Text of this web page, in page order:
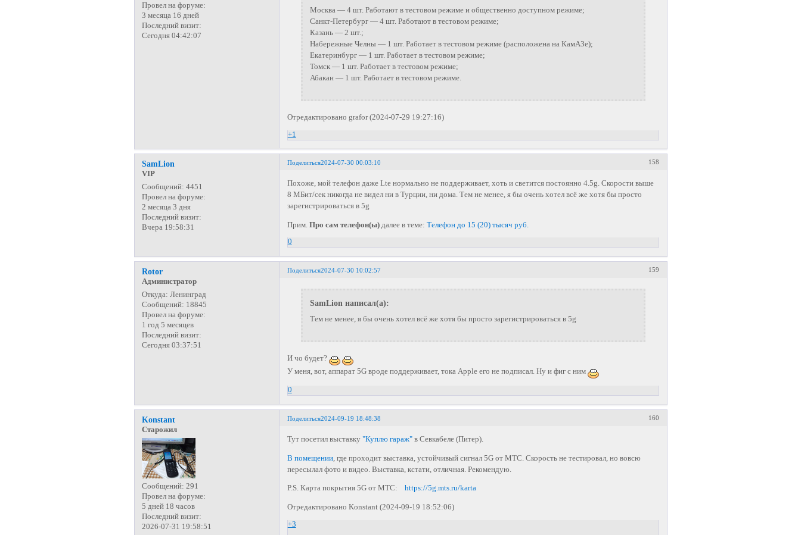
Провел на форуме:
3 месяца 16 дней
Последний визит:
Сегодня 04:42:07
Москва — 4 шт. Работают в тестовом режиме и общественно доступном режиме;
Санкт-Петербург — 4 шт. Работают в тестовом режиме;
Казань — 2 шт.;
Набережные Челны — 1 шт. Работает в тестовом режиме (расположена на КамАЗе);
Екатеринбург — 1 шт. Работает в тестовом режиме;
Томск — 1 шт. Работает в тестовом режиме;
Абакан — 1 шт. Работает в тестовом режиме.
Отредактировано grafor (2024-07-29 19:27:16)
+1
Поделиться 158
2024-07-30 00:03:10
SamLion
VIP
Сообщений: 4451
Провел на форуме:
2 месяца 3 дня
Последний визит:
Вчера 19:58:31
Похоже, мой телефон даже Lte нормально не поддерживает, хоть и светится постоянно 4.5g. Скорости выше
8 МБит/сек никогда не видел ни в Турции, ни дома. Тем не менее, я бы очень хотел всё же хотя бы просто
зарегистрироваться в 5g
Прим. Про сам телефон(ы)далее в теме: Телефон до 15 (20) тысяч руб.
0
Поделиться 159
2024-07-30 10:02:57
Rotor
Администратор
Откуда: Ленинград
Сообщений: 18845
Провел на форуме:
1 год 5 месяцев
Последний визит:
Сегодня 03:37:51
SamLion написал(а):
Тем не менее, я бы очень хотел всё же хотя бы просто зарегистрироваться в 5g
И чо будет?
У меня, вот, аппарат 5G вроде поддерживает, тока Apple его не подписал. Ну и фиг с ним
0
Поделиться 160
2024-09-19 18:48:38
Konstant
Старожил
Сообщений: 291
Провел на форуме:
5 дней 18 часов
Последний визит:
2026-07-31 19:58:51
Тут посетил выставку "Куплю гараж"в Севкабеле (Питер).
В помещении, где проходит выставка, устойчивый сигнал 5G от МТС. Скорость не тестировал, но вовсю
пересылал фото и видео. Выставка, кстати, отличная. Рекомендую.
P.S. Карта покрытия 5G от МТС: https://5g.mts.ru/karta
Отредактировано Konstant (2024-09-19 18:52:06)
+3